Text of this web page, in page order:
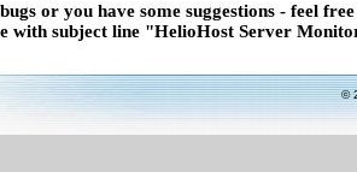
or you have some suggestions - feel
with subject line "HelioHost Server
©